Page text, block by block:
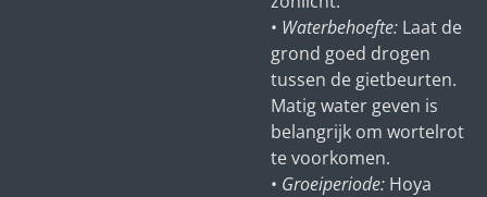
• Waterbehoefte: Laat de
grond goed drogen
tussen de gietbeurten.
Matig water geven is
belangrijk om wortelrot
te voorkomen.
• Groeiperiode: Hoya